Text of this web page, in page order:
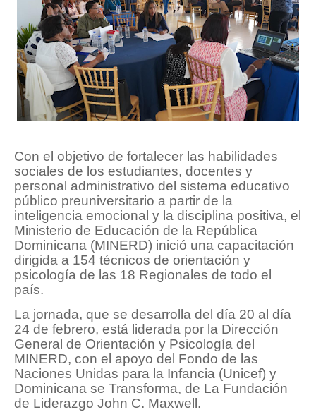
Con el objetivo de fortalecer las habilidades
sociales de los estudiantes, docentes y
personal administrativo del sistema educativo
público preuniversitario a partir de la
inteligencia emocional y la disciplina positiva, el
Ministerio de Educación de la República
Dominicana (MINERD) inició una capacitación
dirigida a 154 técnicos de orientación y
psicología de las 18 Regionales de todo el
país.
La jornada, que se desarrolla del día 20 al día
24 de febrero, está liderada por la Dirección
General de Orientación y Psicología del
MINERD, con el apoyo del Fondo de las
Naciones Unidas para la Infancia (Unicef) y
Dominicana se Transforma, de La Fundación
de Liderazgo John C. Maxwell.